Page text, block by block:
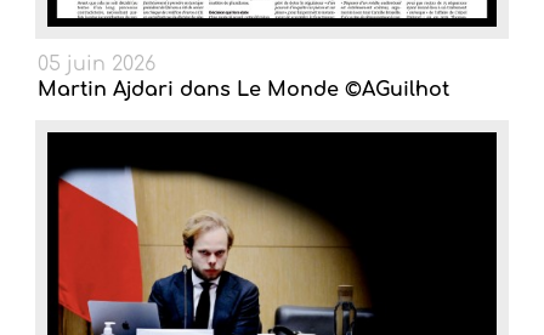
05 juin 2026
Martin Ajdari dans Le Monde ©AGuilhot